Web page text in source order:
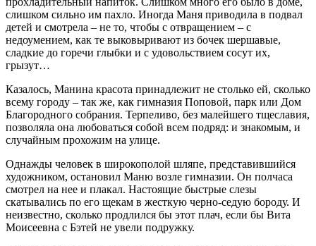
слишком сильно им пахло. Иногда Маня приводила в подвал
детей и смотрела – не то, чтобы с отвращением – с
недоумением, как те выковыривают из бочек шершавые,
сладкие до горечи глыбки и с удовольствием сосут их,
грызут…
Казалось, Манина красота принадлежит не столько ей, сколько
всему городу – так же, как гимназия Поповой, парк или Дом
Благородного собрания. Терпеливо, без малейшего тщеславия,
позволяла она любоваться собой всем подряд: и знакомым, и
случайным прохожим на улице.
Однажды человек в широкополой шляпе, представившийся
художником, остановил Маню возле гимназии. Он полчаса
смотрел на нее и плакал. Настоящие быстрые слезы
скатывались по его щекам в жесткую черно-седую бороду. И
неизвестно, сколько продлился бы этот плач, если бы Вита
Моисеевна с Бэтей не увели подружку.